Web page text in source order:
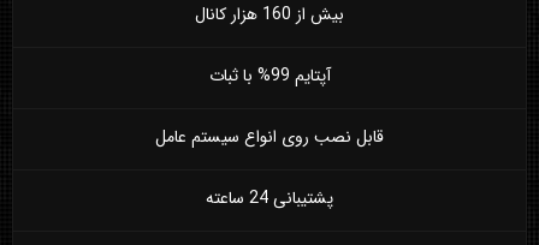
بیش از 160 هزار کانال
آپتایم 99% با ثبات
قابل نصب روی انواع سیستم عامل
پشتیبانی 24 ساعته